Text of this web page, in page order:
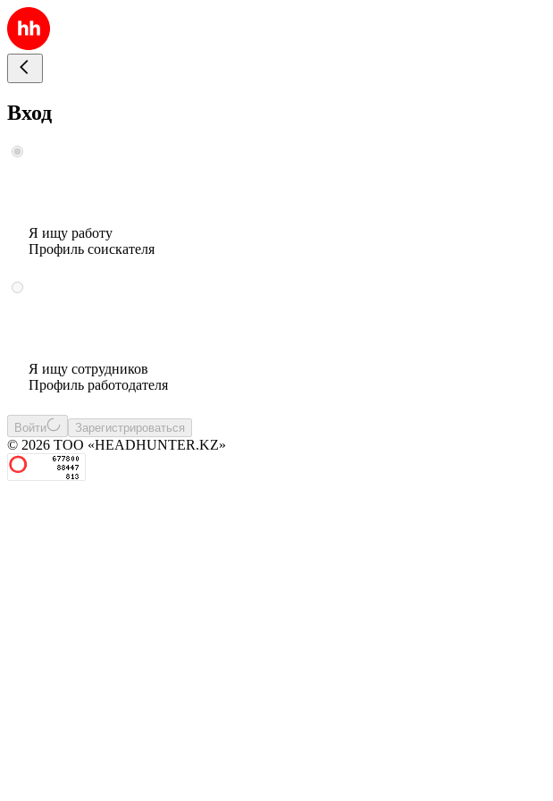
Вход
Я ищу работу
Профиль соискателя
Я ищу сотрудников
Профиль работодателя
Войти Зарегистрироваться
© 2026 ТОО «HEADHUNTER.KZ»